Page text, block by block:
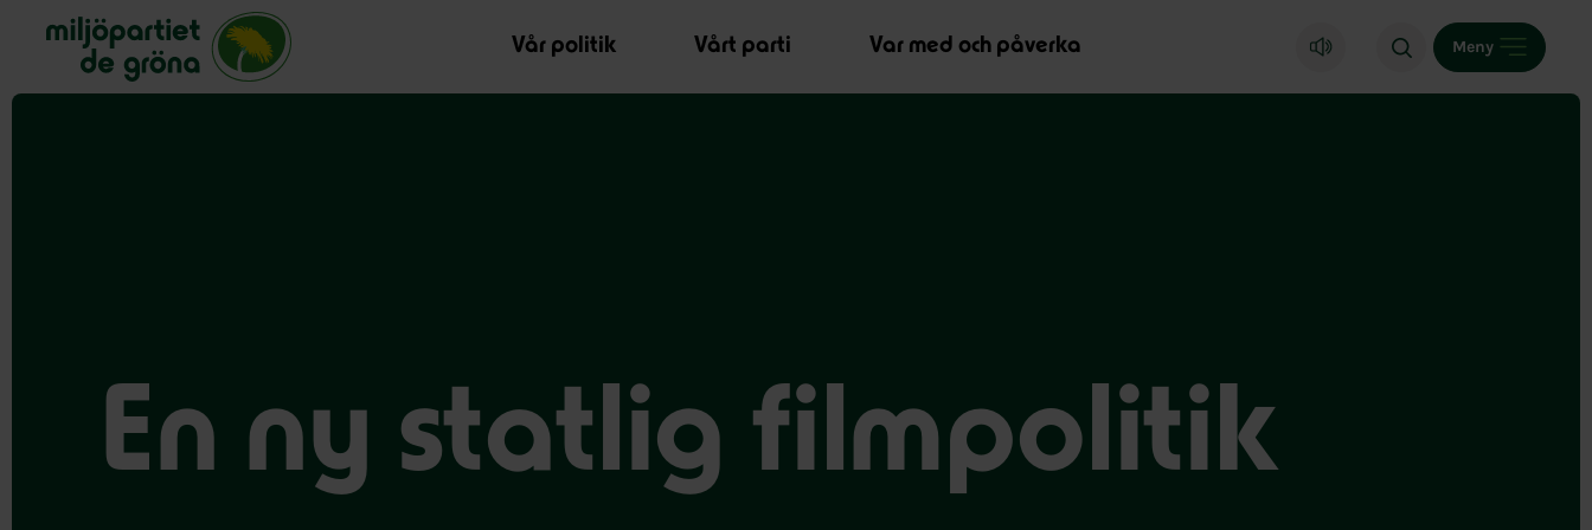
Miljöpartiet de gröna, startsida
Vår politik
Vårt parti Var med och påverka Meny
En ny statlig filmpolitik